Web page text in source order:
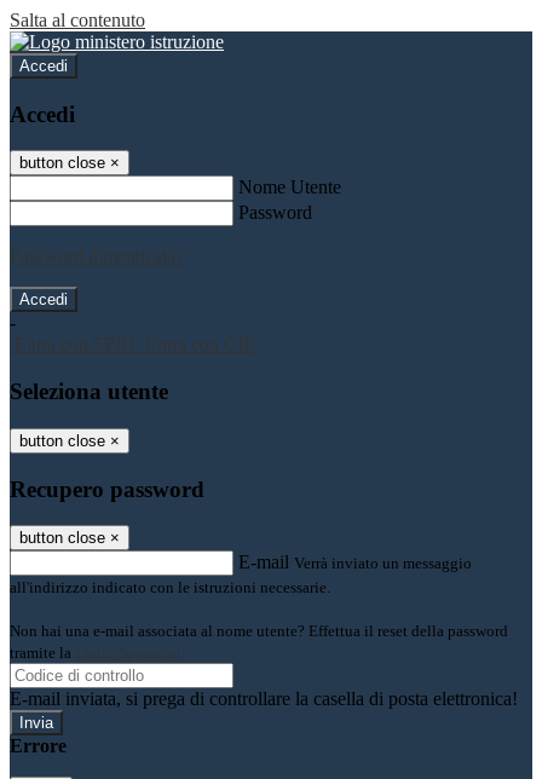
Salta al contenuto
Accedi
Accedi
button close ×
Nome Utente
Password
Password dimenticata?
-
Entra con SPID
Entra con CIE
Seleziona utente
button close ×
Recupero password
button close ×
E-mail Verrà inviato un messaggio
all'indirizzo indicato con le istruzioni necessarie.
Non hai una e-mail associata al nome utente? Effettua il reset della password
tramite la Login Spaggiari
E-mail inviata, si prega di controllare la casella di posta elettronica!
Errore